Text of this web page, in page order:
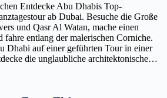
Entdecke Abu Dhabis Top-
ab Dubai. Besuche die Große
und Qasr Al Watan, mache einen
entlang der malerischen Corniche.
Dhabi auf einer geführten Tour in einer
die unglaubliche architektonische…